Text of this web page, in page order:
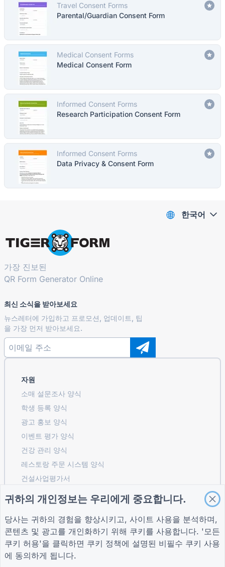
Travel Consent Forms
Parental/Guardian Consent Form
Medical Consent Forms
Medical Consent Form
Informed Consent Forms
Research Participation Consent Form
Informed Consent Forms
Data Privacy & Consent Form
가장 진보된
QR Form Generator Online
최신 소식을 받아보세요
뉴스레터에 가입하고 프로모션, 업데이트, 팁
을 가장 먼저 받아보세요.
자원
소매 설문조사 양식
학생 등록 ​​양식
광고 홍보 양식
이벤트 평가 양식
건강 관리 양식
레스토랑 주문 시스템 양식
건설사업평가서
유틸리티 서비스 요청 양식
고객 참여 양식
한국어
귀하의 개인정보는 우리에게 중요합니다.
당사는 귀하의 경험을 향상시키고, 사이트 사용을 분석하며,
콘텐츠 및 광고를 개인화하기 위해 쿠키를 사용합니다. '모든
쿠키 허용'을 클릭하면 쿠키 정책에 설명된 비필수 쿠키 사용
에 동의하게 됩니다.